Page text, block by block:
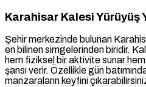
Karahisar Kalesi Yürüyüş
Şehir merkezinde bulunan
en bilinen simgelerinden biridir.
hem fiziksel bir aktivite sunar
şansı verir. Özellikle gün
manzaraların keyfini